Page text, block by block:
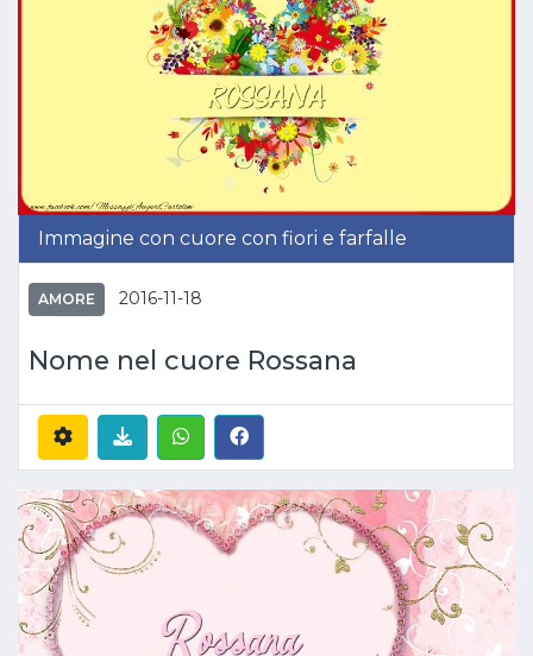
Immagine con cuore con fiori e farfalle
AMORE 2016-11-18
Nome nel cuore Rossana